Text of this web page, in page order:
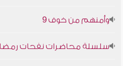
وأمنهم من خوف 9
سلسلة محاضرات نفحات رمضانية